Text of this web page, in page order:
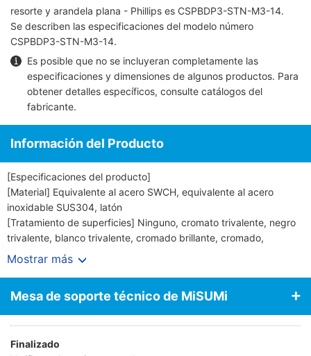
resorte y arandela plana - Phillips es CSPBDP3-STN-M3-14.
Se describen las especificaciones del modelo número
CSPBDP3-STN-M3-14.
Es posible que no se incluyeran completamente las
especificaciones y dimensiones de algunos productos. Para
obtener detalles específicos, consulte catálogos del
fabricante.
Información del Producto
[Especificaciones del producto]
[Material] Equivalente al acero SWCH, equivalente al acero
inoxidable SUS304, latón
[Tratamiento de superficies] Ninguno, cromato trivalente, negro
trivalente, blanco trivalente, cromado brillante, cromado,
cromado, cromado negro, niquelado, niquelado, níquel negro,
Mostrar más
Mesa de soporte técnico de MiSUMi
Finalizado